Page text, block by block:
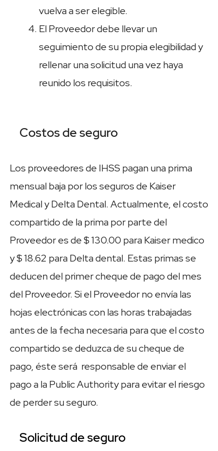
vuelva a ser elegible.
El Proveedor debe llevar un
seguimiento de su propia elegibilidad y
rellenar una solicitud una vez haya
reunido los requisitos.
Costos de seguro
Los proveedores de IHSS pagan una prima
mensual baja por los seguros de Kaiser
Medical y Delta Dental. Actualmente, el costo
compartido de la prima por parte del
Proveedor es de $ 130.00 para Kaiser medico
y $ 18.62 para Delta dental. Estas primas se
deducen del primer cheque de pago del mes
del Proveedor. Si el Proveedor no envía las
hojas electrónicas con las horas trabajadas
antes de la fecha necesaria para que el costo
compartido se deduzca de su cheque de
pago, éste será responsable de enviar el
pago a la Public Authority para evitar el riesgo
de perder su seguro.
Solicitud de seguro